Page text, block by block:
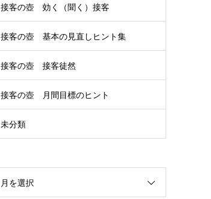
接客の壺 効く（聞く）接客
接客の壺 基本の見直しヒント集
接客の壺 接客徒然
接客の壺 月間目標のヒント
未分類
月を選択